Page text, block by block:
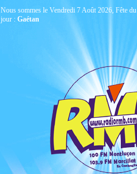
Nous sommes le Vendredi 7 Août 2026, Fête du
jour : Gaétan